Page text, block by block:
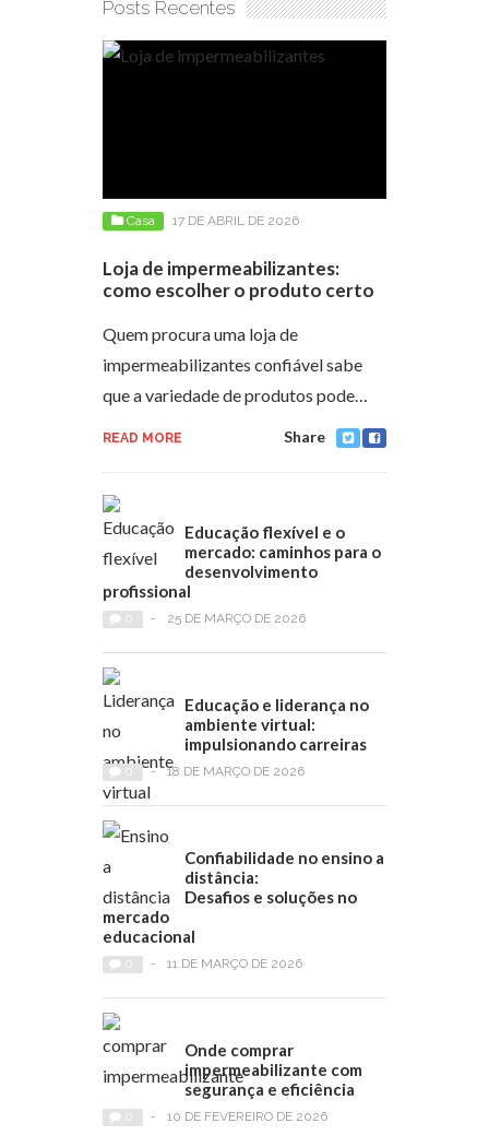
Posts Recentes
Casa 17 DE ABRIL DE 2026
Loja de impermeabilizantes:
como escolher o produto certo
Quem procura uma loja de
impermeabilizantes confiável sabe
que a variedade de produtos pode…
READ MORE Share
Educação flexível e o
mercado: caminhos para o
desenvolvimento
profissional
- 25 DE MARÇO DE 2026
Educação e liderança no
ambiente virtual:
impulsionando carreiras
- 18 DE MARÇO DE 2026
Confiabilidade no ensino a
distância:
Desafios e soluções no
mercado
educacional
- 11 DE MARÇO DE 2026
Onde comprar
impermeabilizante com
segurança e eficiência
- 10 DE FEVEREIRO DE 2026